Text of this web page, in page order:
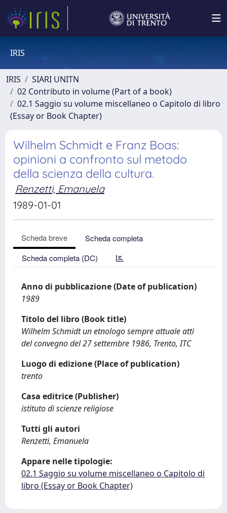
IRIS
IRIS
SIARI UNITN
02 Contributo in volume (Part of a book)
02.1 Saggio su volume miscellaneo o Capitolo di libro
(Essay or Book Chapter)
Wilhelm Schmidt e Franz Boas:
opinioni a confronto sul metodo
della scienza della cultura.
Renzetti, Emanuela
1989-01-01
Scheda breve
Scheda completa
Scheda completa (DC)
Anno di pubblicazione (Date of publication)
1989
Titolo del libro (Book title)
Wilhelm Schmidt un etnologo sempre attuale atti
del convegno del 27 settembre 1986, Trento, ITC
Luogo di edizione (Place of publication)
trento
Casa editrice (Publisher)
istituto di scienze religiose
Tutti gli autori
Renzetti, Emanuela
Appare nelle tipologie:
02.1 Saggio su volume miscellaneo o Capitolo di
libro (Essay or Book Chapter)